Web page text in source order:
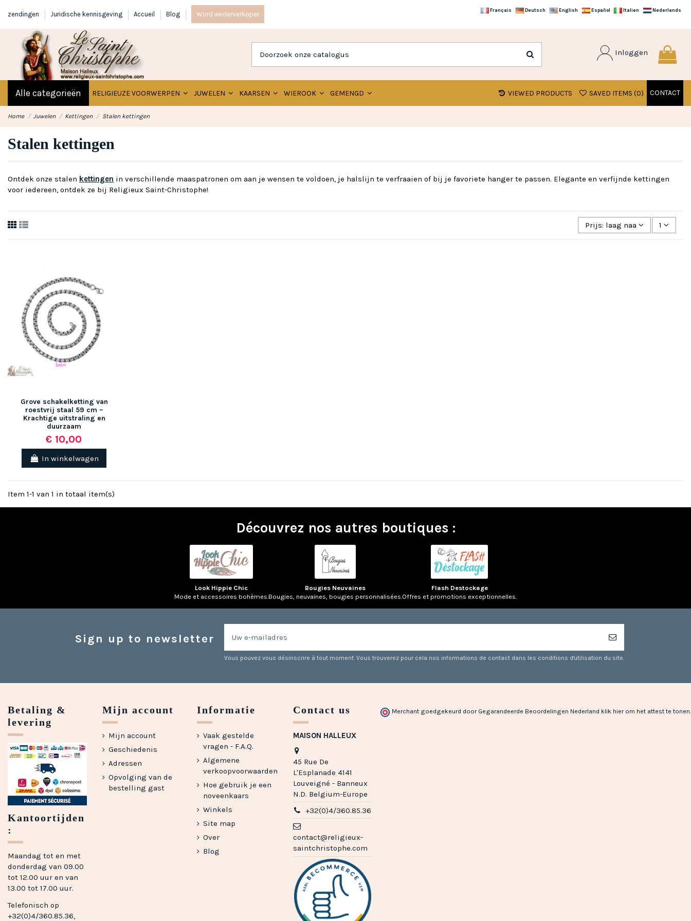
zendingen Juridische kennisgeving Accueil Blog Word wederverkoper
Français Deutsch English Español Italien Nederlands
Inloggen
Alle categorieën RELIGIEUZE VOORWERPEN JUWELEN KAARSEN WIEROOK GEMENGD CONTACT
SAVED ITEMS (0)
VIEWED PRODUCTS
Home Juwelen Kettingen Stalen kettingen
Stalen kettingen
Ontdek onze stalen kettingen in verschillende maaspatronen om aan je wensen te voldoen, je halslijn te verfraaien of bij je favoriete hanger te passen. Elegante en verfijnde kettingen
voor iedereen, ontdek ze bij Religieux Saint-Christophe!
Prijs: laag naar hoog1
Grove schakelketting van
roestvrij staal 59 cm –
Krachtige uitstraling en
duurzaam
€ 10,00
In winkelwagen
Item 1-1 van 1 in totaal item(s)
Découvrez nos autres boutiques :
Look Hippie Chic
Mode et accessoires bohèmes.
Bougies Neuvaines
Bougies, neuvaines, bougies personnalisées.
Flash Destockage
Offres et promotions exceptionnelles.
Sign up to newsletter
Vous pouvez vous désinscrire à tout moment. Vous trouverez pour cela nos informations de contact dans les conditions d'utilisation du site.
Betaling &
levering
Kantoortijden
:
Maandag tot en met
donderdag van 09.00
tot 12.00 uur en van
13.00 tot 17.00 uur.
Telefonisch op
+32(0)4/360.85.36,
Mijn account
Mijn account
Geschiedenis
Adressen
Opvolging van de
bestelling gast
Informatie
Vaak gestelde
vragen - F.A.Q.
Algemene
verkoopvoorwaarden
Hoe gebruik je een
noveenkaars
Winkels
Site map
Over
Blog
Contact us
MAISON HALLEUX
45 Rue De
L'Esplanade 4141
Louveigné - Banneux
N.D. Belgium-Europe
+32(0)4/360.85.36
contact@religieux-
saintchristophe.com
Merchant goedgekeurd door Gegarandeerde Beoordelingen Nederland klik hier om het attest te tonen.